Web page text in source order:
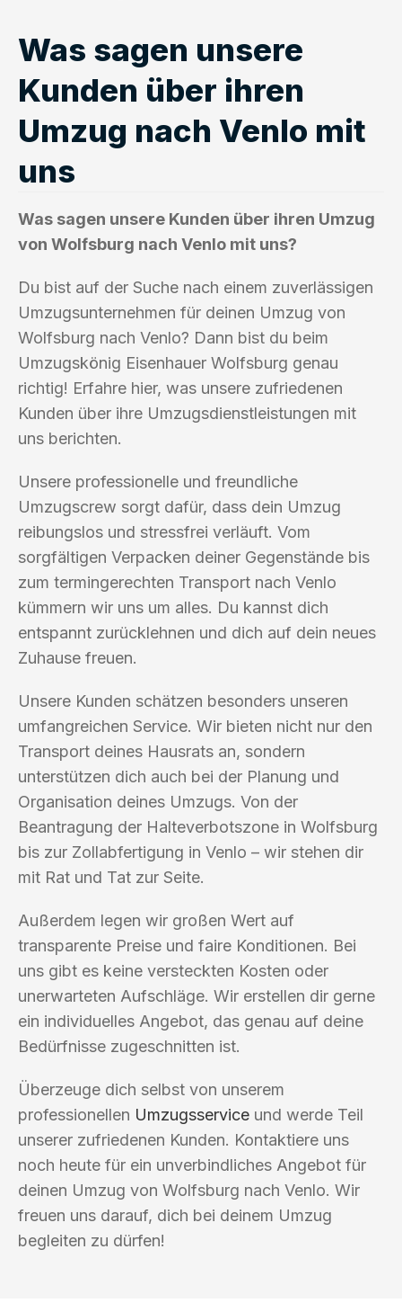
Was sagen unsere
Kunden über ihren
Umzug nach Venlo mit
uns
Was sagen unsere Kunden über ihren Umzug
von Wolfsburg nach Venlo mit uns?
Du bist auf der Suche nach einem zuverlässigen
Umzugsunternehmen für deinen Umzug von
Wolfsburg nach Venlo? Dann bist du beim
Umzugskönig Eisenhauer Wolfsburg genau
richtig! Erfahre hier, was unsere zufriedenen
Kunden über ihre Umzugsdienstleistungen mit
uns berichten.
Unsere professionelle und freundliche
Umzugscrew sorgt dafür, dass dein Umzug
reibungslos und stressfrei verläuft. Vom
sorgfältigen Verpacken deiner Gegenstände bis
zum termingerechten Transport nach Venlo
kümmern wir uns um alles. Du kannst dich
entspannt zurücklehnen und dich auf dein neues
Zuhause freuen.
Unsere Kunden schätzen besonders unseren
umfangreichen Service. Wir bieten nicht nur den
Transport deines Hausrats an, sondern
unterstützen dich auch bei der Planung und
Organisation deines Umzugs. Von der
Beantragung der Halteverbotszone in Wolfsburg
bis zur Zollabfertigung in Venlo – wir stehen dir
mit Rat und Tat zur Seite.
Außerdem legen wir großen Wert auf
transparente Preise und faire Konditionen. Bei
uns gibt es keine versteckten Kosten oder
unerwarteten Aufschläge. Wir erstellen dir gerne
ein individuelles Angebot, das genau auf deine
Bedürfnisse zugeschnitten ist.
Überzeuge dich selbst von unserem
professionellen Umzugsservice und werde Teil
unserer zufriedenen Kunden. Kontaktiere uns
noch heute für ein unverbindliches Angebot für
deinen Umzug von Wolfsburg nach Venlo. Wir
freuen uns darauf, dich bei deinem Umzug
begleiten zu dürfen!